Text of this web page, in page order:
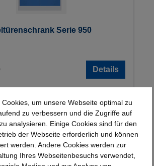
Serie 950
Details
Topmarken
um unsere Webseite optimal zu
zu verbessern und die Zugriffe auf
analysieren. Einige Cookies sind für den
der Webseite erforderlich und können
werden. Andere Cookies werden zur
Ihres Webseitenbesuchs verwendet,